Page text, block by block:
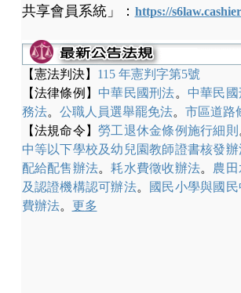
共享會員系統」： https://
【憲法判決】 115 年憲判字第5號
【法律條例】 中華民國刑法。 中華民
務法。 公職人員選舉罷免法。 市區道路
【法規命令】 勞工退休金條例施行細則
中等以下學校及幼兒園教師證書核發辦
配給配售辦法。耗水費徵收辦法。 農
及認證機構認可辦法。 國民小學與國
費辦法。 更多